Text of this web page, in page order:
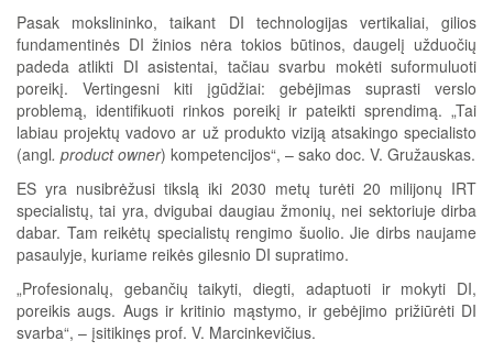
Pasak mokslininko, taikant DI technologijas vertikaliai, gilios
fundamentinės DI žinios nėra tokios būtinos, daugelį užduočių
padeda atlikti DI asistentai, tačiau svarbu mokėti suformuluoti
poreikį. Vertingesni kiti įgūdžiai: gebėjimas suprasti verslo
problemą, identifikuoti rinkos poreikį ir pateikti sprendimą. „Tai
labiau projektų vadovo ar už produkto viziją atsakingo specialisto
(angl. product owner) kompetencijos“, – sako doc. V. Gružauskas.
ES yra nusibrėžusi tikslą iki 2030 metų turėti 20 milijonų IRT
specialistų, tai yra, dvigubai daugiau žmonių, nei sektoriuje dirba
dabar. Tam reikėtų specialistų rengimo šuolio. Jie dirbs naujame
pasaulyje, kuriame reikės gilesnio DI supratimo.
„Profesionalų, gebančių taikyti, diegti, adaptuoti ir mokyti DI,
poreikis augs. Augs ir kritinio mąstymo, ir gebėjimo prižiūrėti DI
svarba“, – įsitikinęs prof. V. Marcinkevičius.